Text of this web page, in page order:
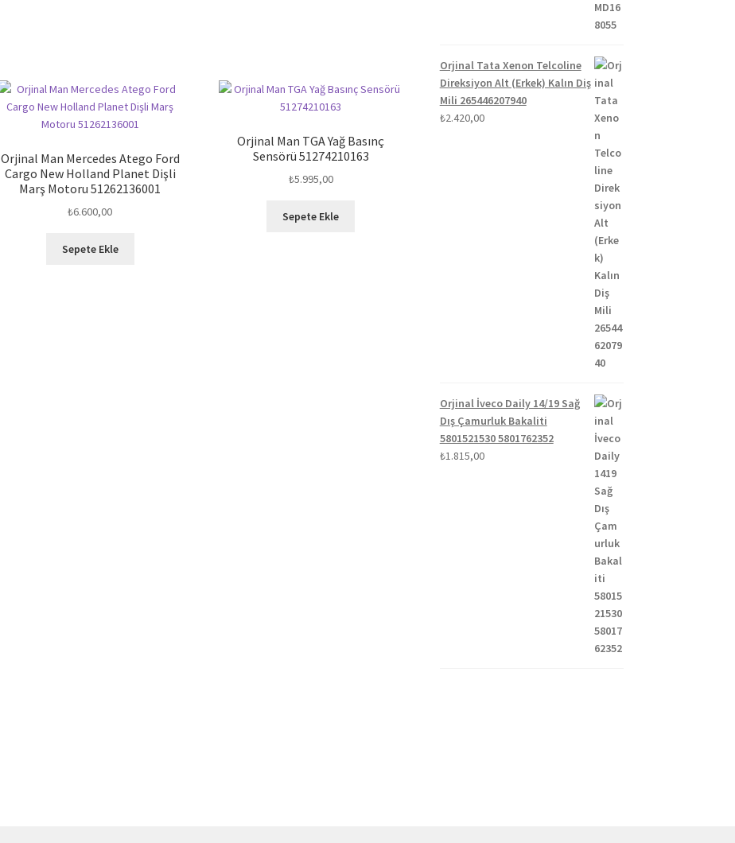
Orjinal Man Mercedes Atego Ford
Cargo New Holland Planet Dişli
Marş Motoru 51262136001
₺6.600,00
Sepete Ekle
Orjinal Man TGA Yağ Basınç
Sensörü 51274210163
₺5.995,00
Sepete Ekle
Orjinal Tata Xenon Telcoline
Direksiyon Alt (Erkek) Kalın Diş
Mili 265446207940
₺2.420,00
Orjinal İveco Daily 14/19 Sağ
Dış Çamurluk Bakaliti
5801521530 5801762352
₺1.815,00